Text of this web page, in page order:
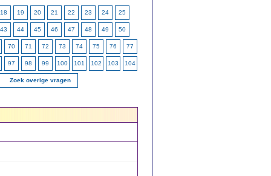
18 19 20 21 22 23 24 25
43 44 45 46 47 48 49 50
70 71 72 73 74 75 76 77
97 98 99 100 101 102 103 104
Zoek overige vragen